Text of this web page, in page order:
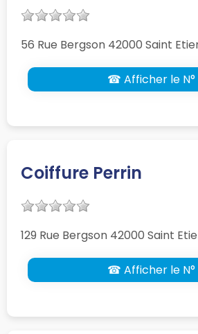
56 Rue Bergson 42000 Saint
☎ Afficher le N°
Coiffure Perrin
129 Rue Bergson 42000 Saint
☎ Afficher le N°